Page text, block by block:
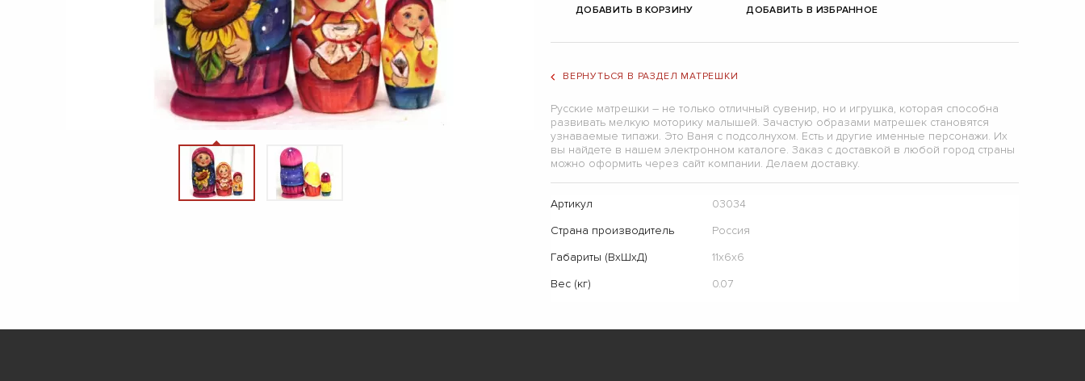
ДОБАВИТЬ В КОРЗИНУ ДОБАВИТЬ В ИЗБРАННОЕ
ВЕРНУТЬСЯ В РАЗДЕЛ МАТРЕШКИ
Русские матрешки – не только отличный сувенир, но и игрушка, которая способна
развивать мелкую моторику малышей. Зачастую образами матрешек становятся
узнаваемые типажи. Это Ваня с подсолнухом. Есть и другие именные персонажи. Их
вы найдете в нашем электронном каталоге. Заказ с доставкой в любой город страны
можно оформить через сайт компании. Делаем доставку.
Артикул
03034
Страна производитель
Россия
Габариты (ВхШхД)
11х6х6
Вес (кг)
0.07